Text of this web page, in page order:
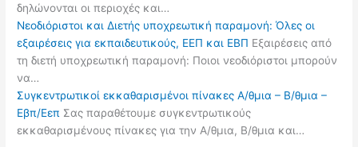
δηλώνονται οι περιοχές και…
Νεοδιόριστοι και Διετής υποχρεωτική παραμονή: Όλες οι
εξαιρέσεις για εκπαιδευτικούς, ΕΕΠ και ΕΒΠ Εξαιρέσεις από
τη διετή υποχρεωτική παραμονή: Ποιοι νεοδιόριστοι μπορούν
να…
Συγκεντρωτικοί εκκαθαρισμένοι πίνακες Α/θμια – Β/θμια –
Εβπ/Εεπ Σας παραθέτουμε συγκεντρωτικούς
εκκαθαρισμένους πίνακες για την Α/θμια, Β/θμια και…